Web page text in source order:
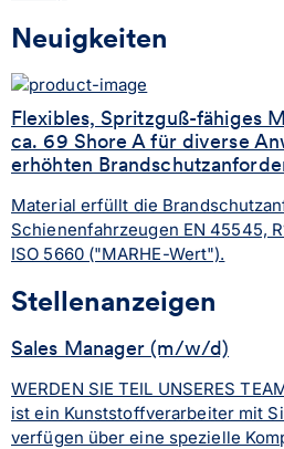
Neuigkeiten
Flexibles, Spritzguß-fähiges
ca. 69 Shore A für diverse
erhöhten
Material erfüllt die
Schienenfahrzeugen EN 45545,
ISO 5660 ("MARHE-Wert").
Stellenanzeigen
Sales Manager (m/w/d)
WERDEN SIE TEIL UNSERES
ist ein Kunststoffverarbeiter mit
verfügen über eine spezielle